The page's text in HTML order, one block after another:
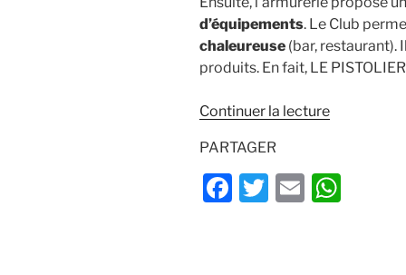
d’équipements. Le Club
chaleureuse (bar, restaurant).
produits. En fait, LE
Continuer la lecturede
Club
de
PARTAGER
F
T
E